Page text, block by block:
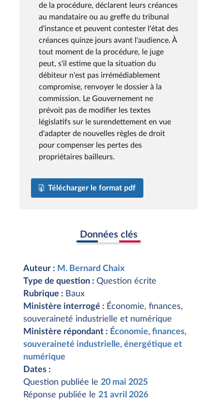
de la procédure, déclarent leurs créances
au mandataire ou au greffe du tribunal
d'instance et peuvent contester l'état des
créances quinze jours avant l'audience. À
tout moment de la procédure, le juge
peut, s'il estime que la situation du
débiteur n'est pas irrémédiablement
compromise, renvoyer le dossier à la
commission. Le Gouvernement ne
prévoit pas de modifier les textes
législatifs sur le surendettement en vue
d'adapter de nouvelles règles de droit
pour compenser les pertes des
propriétaires bailleurs.
Télécharger le format pdf
Données clés
Auteur : M. Bernard Chaix
Type de question : Question écrite
Rubrique : Baux
Ministère interrogé : Économie, finances,
souveraineté industrielle et numérique
Ministère répondant : Économie, finances,
souveraineté industrielle, énergétique et
numérique
Dates :
Question publiée le 20 mai 2025
Réponse publiée le 21 avril 2026